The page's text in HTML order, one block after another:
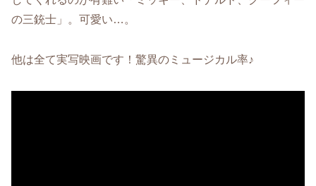
の三銃士」。可愛い…。
他は全て実写映画です！驚異のミュージカル率♪